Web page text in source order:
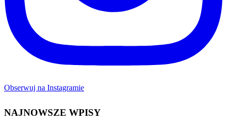
Obserwuj na Instagramie
NAJNOWSZE WPISY